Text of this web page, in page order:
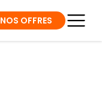
NOS OFFRES